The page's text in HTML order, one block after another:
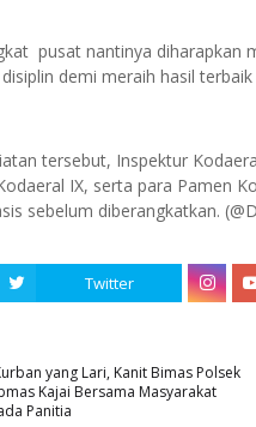
pusat nantinya diharapkan
demi meraih hasil
tersebut, Inspektur
IX, serta para Pamen
sebelum diberangkatkan.
Twitter
yang Lari, Kanit Bimas Polsek
Kajai Bersama Masyarakat
Panitia